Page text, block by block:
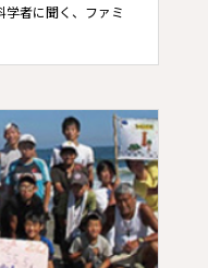
学者に聞く、ファミ